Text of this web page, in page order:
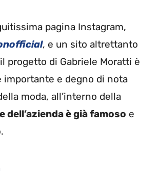
pagina Instagram,
, e un sito altrettanto
progetto di Gabriele Moratti è
importante e degno di nota
moda, all’interno della
dell’azienda è già famoso e